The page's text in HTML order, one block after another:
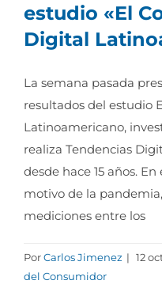
estudio «El
Digital
La semana pasada
resultados del estudio
Latinoamericano,
realiza Tendencias
desde hace 15 años.
motivo de la
mediciones entre los
PorCarlos Jimenez | 12
del Consumidor